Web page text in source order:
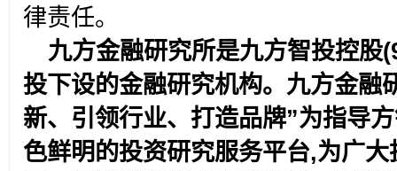
律责任。
九方金融研究所是九方智投控股
投下设的金融研究机构。九方金融
新、引领行业、打造品牌”为指导
色鲜明的投资研究服务平台,为广